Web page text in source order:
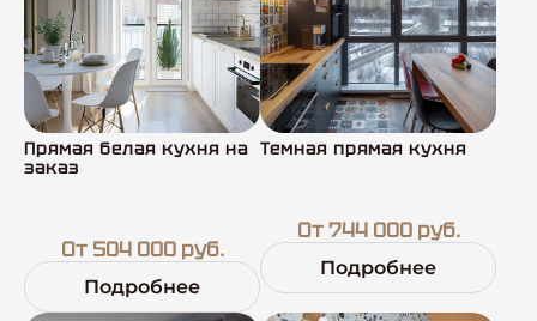
Прямая белая кухня на
заказ
От 504 000 руб.
Подробнее
Темная прямая кухня
От 744 000 руб.
Подробнее